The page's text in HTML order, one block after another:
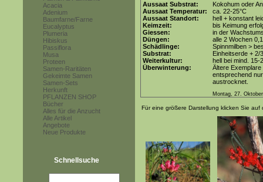
Acacia
Adenium
Baumfarne/Farne
Eucalyptus
Plumeria
Hibiskus
Passiflora
Musa
Proteen
Samen-Raritäten
Gekeimte Samen
Samen-Sets
Herkunft
PFLANZEN SHOP
Bücher
Alles für die Anzucht
Alle Artikel
Angebote
Neue Produkte
Schnellsuche
Aussaat Substrat:
Kokohum oder
Aussaat Temperatur:
ca. 22-25°C
Aussaat Standort:
hell + konstant
Keimzeit:
bis Keimung
Giessen:
in der
Düngen:
alle 2 Wochen
Schädlinge:
Spinnmilben >
Substrat:
Einheitserde + 2/
Weiterkultur:
hell bei mind. 15-
Überwinterung:
Ältere
entsprechend
austrocknet.
Montag, 27.
Für eine größere Darstellung klicken Sie auf